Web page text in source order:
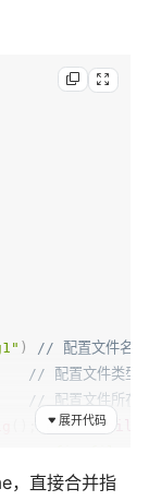
)
// 配置文件名（
// 配置文件类型
// 配置文件所在
; err != nil
展开代码
，直接合并指